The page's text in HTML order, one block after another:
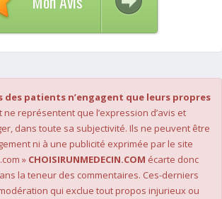
des patients n’engagent que leurs propres
ne représentent que l’expression d’avis et
dans toute sa subjectivité. Ils ne peuvent être
ni à une publicité exprimée par le site
» CHOISIRUNMEDECIN.COM écarte donc
la teneur des commentaires. Ces-derniers
qui exclue tout propos injurieux ou